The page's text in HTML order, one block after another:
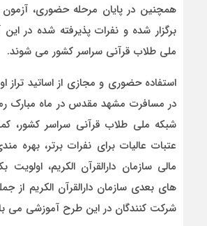
همچنین در پایان مرحله حضوری،
برگزار شده و نفرات پذیرفته شده در
ملی طلاب قرآنی سراسر کشور می شوند.
استفاده حضوری و مجازی از اساتید
در مسافرت مشهد مقدس در ماه مبارک
شبکه ملی طلاب قرآنی سراسر کشور،
عتبات عالیات برای نفرات برتر، بهره
مالی سازمان دارالقرآن الکریم،
های بعدی سازمان دارالقرآن الکریم از
شرکت کنندگان در این طرح آموزشی می